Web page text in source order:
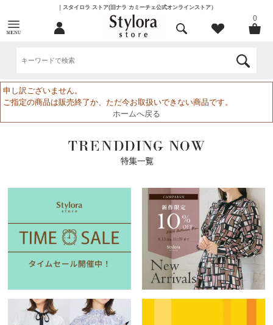
｜スタイロラ ストア(旧ナラ カミーチェ公式オンラインストア）
0
申し訳ございません。
ご指定の商品は販売終了か、ただ今お取扱いできない商品です。
ホームへ戻る